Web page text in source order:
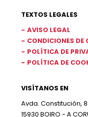
TEXTOS LEGALES
AVISO LEGAL
CONDICIONES
POLÍTICA DE
POLÍTICA DE
VISÍTANOS EN
Avda. Constitución,
15930 BOIRO - A